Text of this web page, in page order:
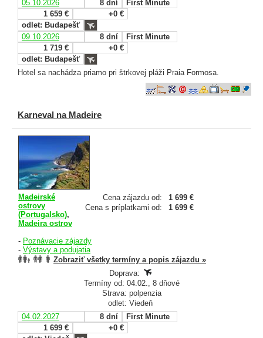
05.10.2026 8 dní
First Minute
1 659 €
+0 €
odlet: Budapešť
09.10.2026
8 dní
First Minute
1 719 €
+0 €
odlet: Budapešť
Hotel sa nachádza priamo pri štrkovej pláži Praia Formosa.
Karneval na Madeire
Cena zájazdu od:
1 699 €
Cena s príplatkami od:
1 699 €
Madeirské
ostrovy
(Portugalsko),
Madeira ostrov
- Poznávacie zájazdy
- Výstavy a podujatia
Zobraziť všetky termíny a popis zájazdu »
Doprava:
Termíny od: 04.02., 8 dňové
Strava: polpenzia
odlet: Viedeň
04.02.2027
8 dní
First Minute
1 699 €
+0 €